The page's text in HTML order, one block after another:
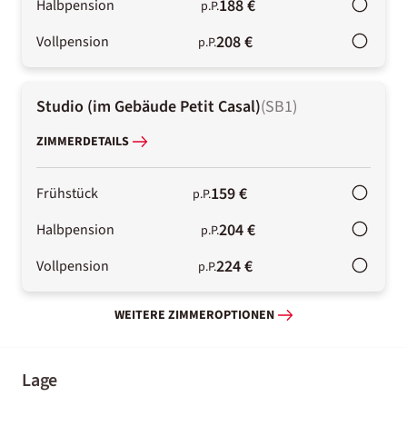
Halbpension p.P.188 €
Vollpension p.P.208 €
Studio (im Gebäude Petit Casal)(SB1)
ZIMMERDETAILS
Frühstück p.P.159 €
Halbpension p.P.204 €
Vollpension p.P.224 €
WEITERE ZIMMEROPTIONEN
Lage